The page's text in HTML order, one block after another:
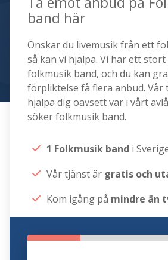
band här
Önskar du livemusik från ett
så kan vi hjälpa. Vi har ett
folkmusik band, och du kan
förpliktelse få flera anbud. Vår
hjälpa dig oavsett var i vårt
söker folkmusik band.
1 Folkmusik band i
Vår tjänst är gratis och
Kom igång på mindre än